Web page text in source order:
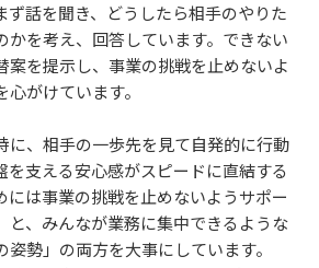
ず話を聞き、どうしたら相手のやりた
かを考え、回答しています。できない
案を提示し、事業の挑戦を止めないよ
がけています。
に、相手の一歩先を見て自発的に行動
を支える安心感がスピードに直結する
には事業の挑戦を止めないようサポー
と、みんなが業務に集中できるような
勢」の両方を大事にしています。